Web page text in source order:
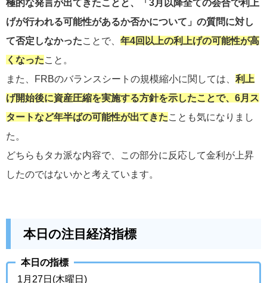
極的な発言が出てきたことと、「3月以降全ての会合で利上
げが行われる可能性があるか否かについて」の質問に対し
て否定しなかった ことで、 年4回以上の利上げの可能性が高
くなった こと。
また、
FRBのバランスシートの規模縮小に関しては、 利上
げ開始後に資産圧縮を実施する方針を示したことで、6月ス
タートなど年半ばの可能性が出てきた ことも気になりまし
た。
どちらもタカ派な内容で、この部分に反応して金利が上昇
したのではないかと考えています。
本日の注目経済指標
本日の指標
1月27日(木曜日)